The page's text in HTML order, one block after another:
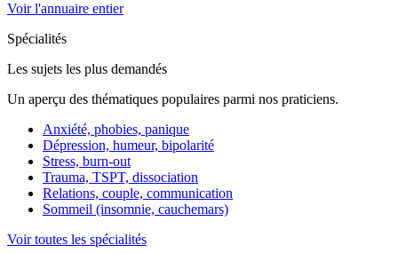
Voir l'annuaire entier
Spécialités
Les sujets les plus demandés
Un aperçu des thématiques populaires parmi nos praticiens.
Anxiété, phobies, panique
Dépression, humeur, bipolarité
Stress, burn-out
Trauma, TSPT, dissociation
Relations, couple, communication
Sommeil (insomnie, cauchemars)
Voir toutes les spécialités